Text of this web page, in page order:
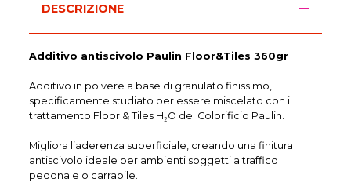
DESCRIZIONE
Additivo antiscivolo Paulin Floor&Tiles 360gr
Additivo in polvere a base di granulato finissimo,
specificamente studiato per essere miscelato con il
trattamento Floor & Tiles H₂O del Colorificio Paulin.
Migliora l’aderenza superficiale, creando una finitura
antiscivolo ideale per ambienti soggetti a traffico
pedonale o carrabile.